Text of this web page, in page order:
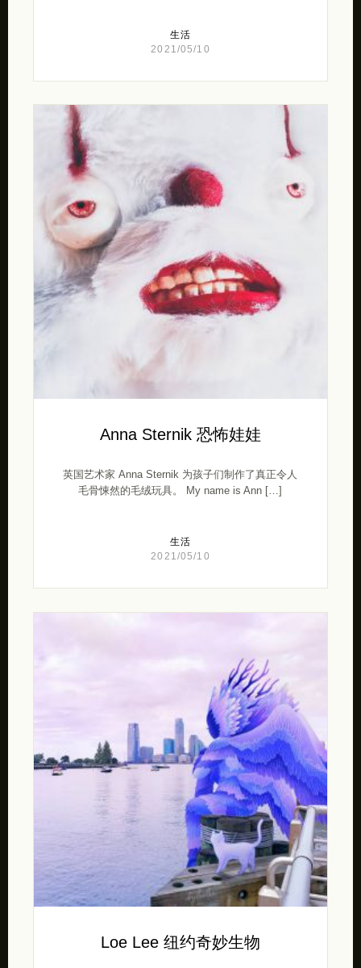
生活
2021/05/10
Anna Sternik 恐怖娃娃
英国艺术家 Anna Sternik 为孩子们制作了真正令人
毛骨悚然的毛绒玩具。 My name is Ann […]
生活
2021/05/10
Loe Lee 纽约奇妙生物